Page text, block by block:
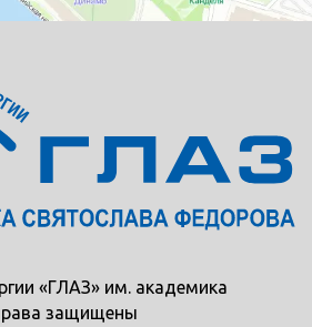
«ГЛАЗ» им. академика
защищены